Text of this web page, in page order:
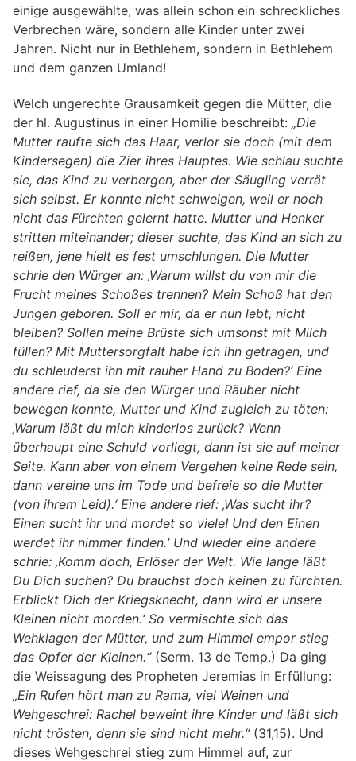
einige ausgewählte, was allein schon ein schreckliches
Verbrechen wäre, sondern alle Kinder unter zwei
Jahren. Nicht nur in Bethlehem, sondern in Bethlehem
und dem ganzen Umland!
Welch ungerechte Grausamkeit gegen die Mütter, die
der hl. Augustinus in einer Homilie beschreibt: „Die
Mutter raufte sich das Haar, verlor sie doch (mit dem
Kindersegen) die Zier ihres Hauptes. Wie schlau suchte
sie, das Kind zu verbergen, aber der Säugling verrät
sich selbst. Er konnte nicht schweigen, weil er noch
nicht das Fürchten gelernt hatte. Mutter und Henker
stritten miteinander; dieser suchte, das Kind an sich zu
reißen, jene hielt es fest umschlungen. Die Mutter
schrie den Würger an: ‚Warum willst du von mir die
Frucht meines Schoßes trennen? Mein Schoß hat den
Jungen geboren. Soll er mir, da er nun lebt, nicht
bleiben? Sollen meine Brüste sich umsonst mit Milch
füllen? Mit Muttersorgfalt habe ich ihn getragen, und
du schleuderst ihn mit rauher Hand zu Boden?‘ Eine
andere rief, da sie den Würger und Räuber nicht
bewegen konnte, Mutter und Kind zugleich zu töten:
‚Warum läßt du mich kinderlos zurück? Wenn
überhaupt eine Schuld vorliegt, dann ist sie auf meiner
Seite. Kann aber von einem Vergehen keine Rede sein,
dann vereine uns im Tode und befreie so die Mutter
(von ihrem Leid).‘ Eine andere rief: ‚Was sucht ihr?
Einen sucht ihr und mordet so viele! Und den Einen
werdet ihr nimmer finden.‘ Und wieder eine andere
schrie: ‚Komm doch, Erlöser der Welt. Wie lange läßt
Du Dich suchen? Du brauchst doch keinen zu fürchten.
Erblickt Dich der Kriegsknecht, dann wird er unsere
Kleinen nicht morden.‘ So vermischte sich das
Wehklagen der Mütter, und zum Himmel empor stieg
das Opfer der Kleinen.“(Serm. 13 de Temp.) Da ging
die Weissagung des Propheten Jeremias in Erfüllung:
„Ein Rufen hört man zu Rama, viel Weinen und
Wehgeschrei: Rachel beweint ihre Kinder und läßt sich
nicht trösten, denn sie sind nicht mehr.“(31,15). Und
dieses Wehgeschrei stieg zum Himmel auf, zur